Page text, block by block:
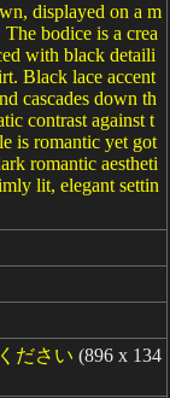
displayed on a m
bodice is a crea
with black detaili
Black lace accent
cascades down th
contrast against t
is romantic yet got
romantic aestheti
lit, elegant settin
ださい (896 x 134